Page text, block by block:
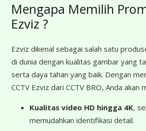
Mengapa Memilih
Ezviz ?
Ezviz dikenal sebagai salah satu
di dunia dengan kualitas gambar yang
serta daya tahan yang baik. Dengan
CCTV Ezviz dari CCTV BRO, Anda akan
Kualitas video HD hingga 4K,
memudahkan identifikasi detail.